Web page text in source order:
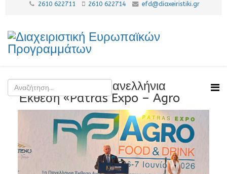
2610 622711 2610 622714 efd@diaxeiristiki.gr
Η ΔΕΠ στην 1η Πανελλήνια
Έκθεση «Patras Expo – Agro